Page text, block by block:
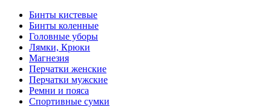
Бинты кистевые
Бинты коленные
Головные уборы
Лямки, Крюки
Магнезия
Перчатки женские
Перчатки мужские
Ремни и пояса
Спортивные сумки